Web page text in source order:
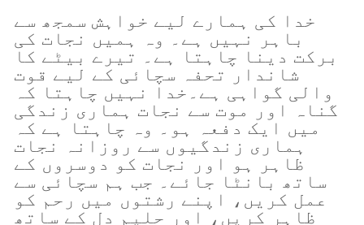
خدا کی ہمارے لیے خواہش سمجھ سے
باہر نہیں ہے۔ وہ ہمیں نجات کی
برکت دینا چاہتا ہے۔ تیرے بیٹے کا
شاندار تحفہ سچائی کے لیے قوت
والی گواہی ہے۔خدا نہیں چاہتا کہ
گناہ اور موت سے نجات ہماری زندگی
میں ایک دفعہ ہو۔ وہ چاہتا ہے کہ
ہماری زندگیوں سے روزانہ نجات
ظاہر ہو اور نجات کو دوسروں کے
ساتھ بانٹا جائے۔ جب ہم سچائی سے
عمل کریں، اپنے رشتوں میں رحم کو
ظاہر کریں، اور حلیم دل کے ساتھ